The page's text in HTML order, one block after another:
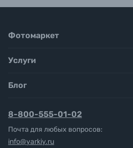
Фотомаркет
Услуги
Блог
8-800-555-01-02
Почта для любых вопросов:
info@yarkiy.ru